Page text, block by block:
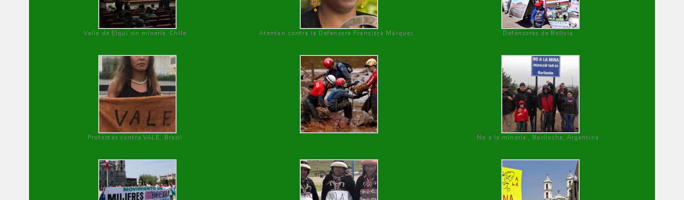
Valle de Elqui sin minería. Chile Atentan contra la Defensora Francisca Márquez Defensoras de Bolivia
Protestas contra VALE, Brasil No a la minería , Bariloche, Argentina